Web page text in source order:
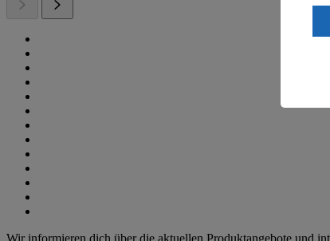
Wir informieren dich über die aktuellen Produktangebote und